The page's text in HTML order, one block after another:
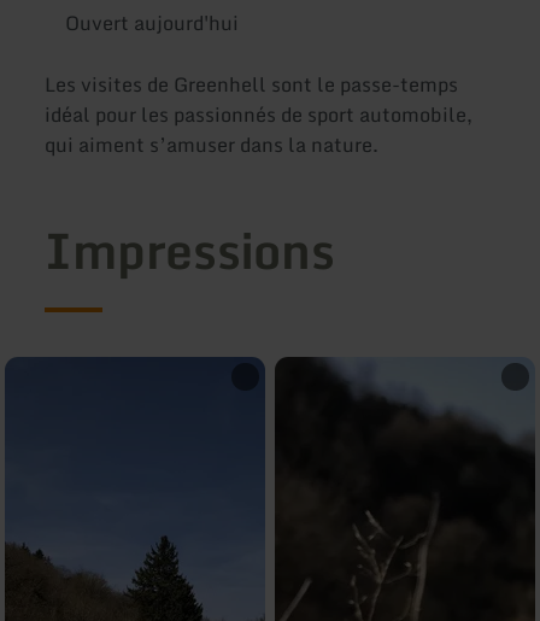
Ouvert aujourd'hui
Les visites de Greenhell sont le passe-temps
idéal pour les passionnés de sport automobile,
qui aiment s’amuser dans la nature.
Impressions